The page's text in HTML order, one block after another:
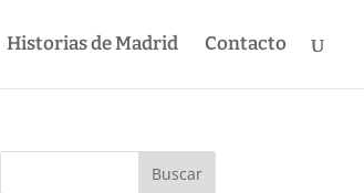
Historias de Madrid Contacto